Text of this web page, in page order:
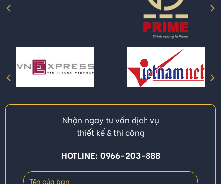
Nhận ngay tư vấn dịch vụ
thiết kế & thi công
HOTLINE: 0966-203-888